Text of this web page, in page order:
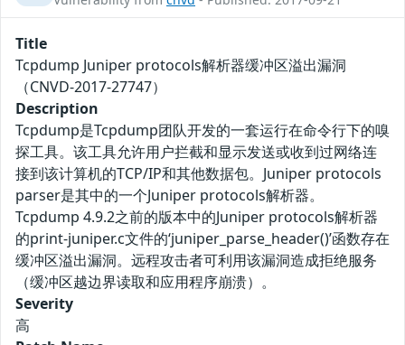
Title
Tcpdump Juniper protocols解析器缓冲区溢出漏洞
（CNVD-2017-27747）
Description
Tcpdump是Tcpdump团队开发的一套运行在命令行下的嗅
探工具。该工具允许用户拦截和显示发送或收到过网络连
接到该计算机的TCP/IP和其他数据包。Juniper protocols
parser是其中的一个Juniper protocols解析器。
Tcpdump 4.9.2之前的版本中的Juniper protocols解析器
的print-juniper.c文件的‘juniper_parse_header()’函数存在
缓冲区溢出漏洞。远程攻击者可利用该漏洞造成拒绝服务
（缓冲区越边界读取和应用程序崩溃）。
Severity
高